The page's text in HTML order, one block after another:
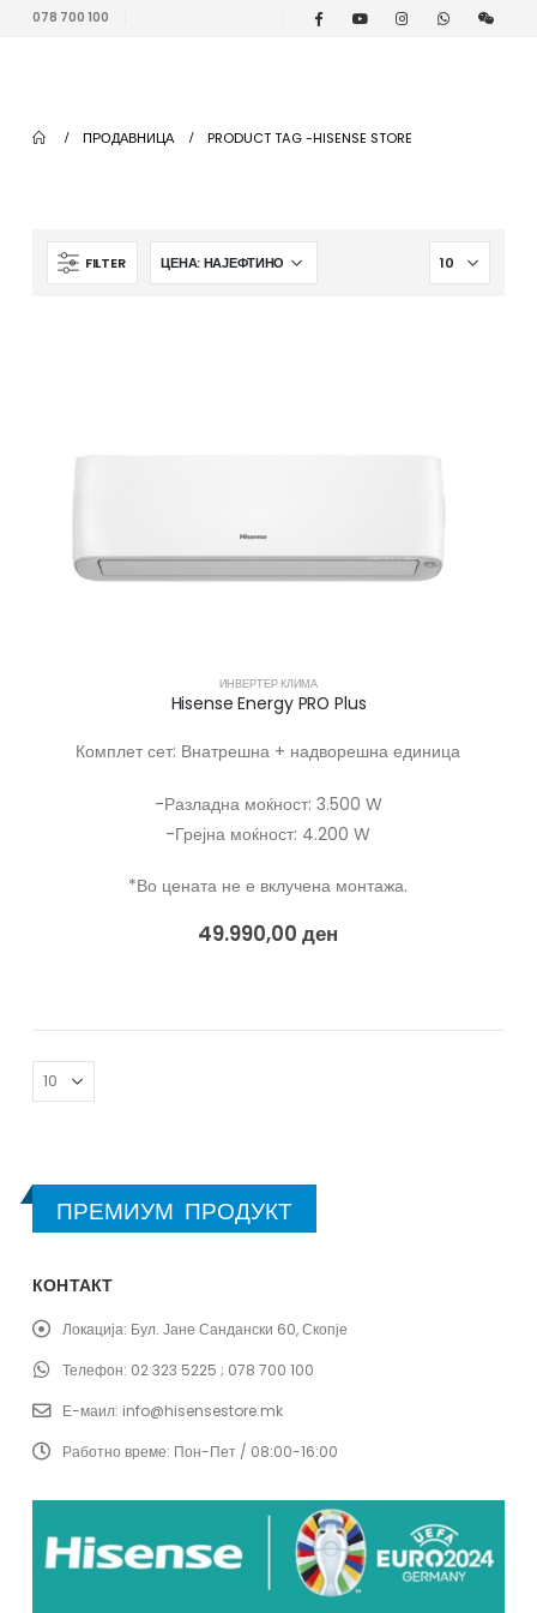
078 700 100
ПРОДАВНИЦА PRODUCT TAG -HISENSE STORE
FILTER
ИНВЕРТЕР КЛИМА
Hisense Energy PRO Plus
Комплет сет: Внатрешна + надворешна единица
-Разладна моќност: 3.500 W
-Грејна моќност: 4.200 W
*Во цената не е вклучена монтажа.
49.990,00ден
ПРЕМИУМ ПРОДУКТ
КОНТАКТ
Локација: Бул. Јане Сандански 60, Скопје
Телефон: 02 323 5225 ; 078 700 100
Е-маил: info@hisensestore.mk
Работно време: Пон-Пет / 08:00-16:00